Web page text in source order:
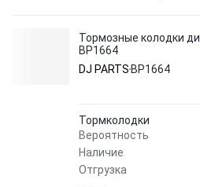
Тормозные колодки
BP1664
DJ PARTS BP1664
Тормколодки
Вероятность
Наличие
Отгрузка